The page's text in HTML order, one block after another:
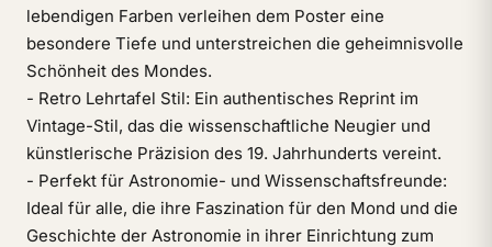
lebendigen Farben verleihen dem Poster eine
besondere Tiefe und unterstreichen die geheimnisvolle
Schönheit des Mondes.
- Retro Lehrtafel Stil: Ein authentisches Reprint im
Vintage-Stil, das die wissenschaftliche Neugier und
künstlerische Präzision des 19. Jahrhunderts vereint.
- Perfekt für Astronomie- und Wissenschaftsfreunde:
Ideal für alle, die ihre Faszination für den Mond und die
Geschichte der Astronomie in ihrer Einrichtung zum